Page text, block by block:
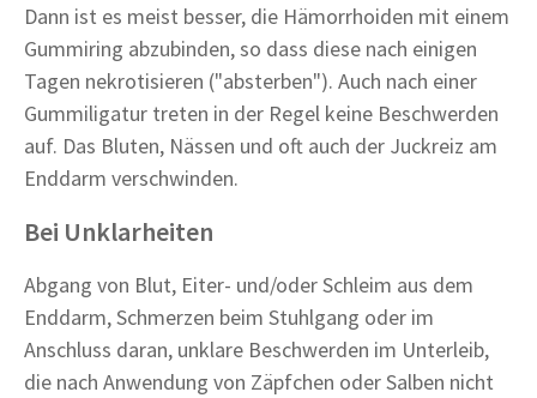
Dann ist es meist besser, die Hämorrhoiden mit einem
Gummiring abzubinden, so dass diese nach einigen
Tagen nekrotisieren ("absterben"). Auch nach einer
Gummiligatur treten in der Regel keine Beschwerden
auf. Das Bluten, Nässen und oft auch der Juckreiz am
Enddarm verschwinden.
Bei Unklarheiten
Abgang von Blut, Eiter- und/oder Schleim aus dem
Enddarm, Schmerzen beim Stuhlgang oder im
Anschluss daran, unklare Beschwerden im Unterleib,
die nach Anwendung von Zäpfchen oder Salben nicht